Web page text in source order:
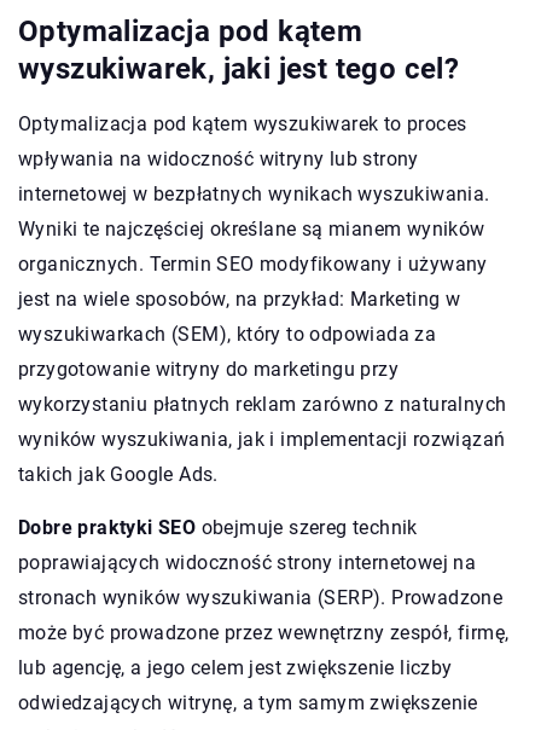
Optymalizacja pod kątem
wyszukiwarek, jaki jest tego cel?
Optymalizacja pod kątem wyszukiwarek to proces
wpływania na widoczność witryny lub strony
internetowej w bezpłatnych wynikach wyszukiwania.
Wyniki te najczęściej określane są mianem wyników
organicznych. Termin SEO modyfikowany i używany
jest na wiele sposobów, na przykład: Marketing w
wyszukiwarkach (SEM), który to odpowiada za
przygotowanie witryny do marketingu przy
wykorzystaniu płatnych reklam zarówno z naturalnych
wyników wyszukiwania, jak i implementacji rozwiązań
takich jak Google Ads.
Dobre praktyki SEO obejmuje szereg technik
poprawiających widoczność strony internetowej na
stronach wyników wyszukiwania (SERP). Prowadzone
może być prowadzone przez wewnętrzny zespół, firmę,
lub agencję, a jego celem jest zwiększenie liczby
odwiedzających witrynę, a tym samym zwiększenie